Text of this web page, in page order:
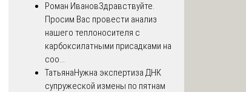
Роман ИвановЗдравствуйте.
Просим Вас провести анализ
нашего теплоносителя с
карбоксилатными присадками на
соо...
ТатьянаНужна экспертиза ДНК
супружеской измены по пятнам